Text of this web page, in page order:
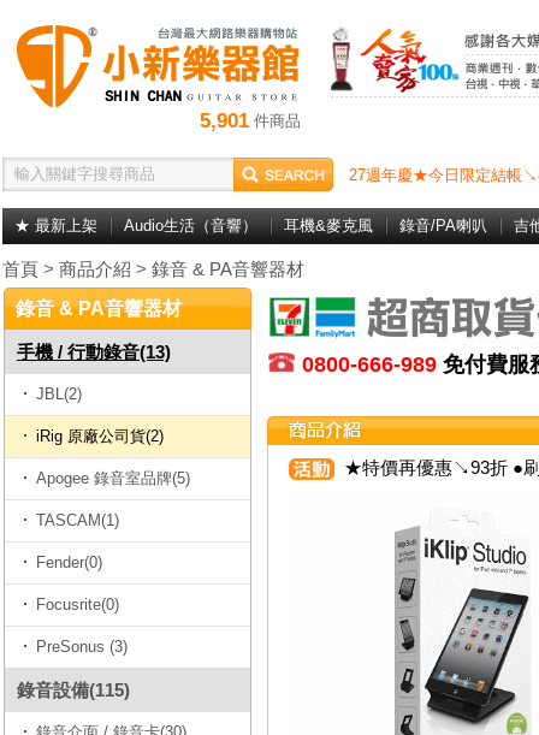
5,901 件商品
27週年慶★今日限定結帳
★ 最新上架 Audio生活（音響） 耳機&麥克風 錄音/PA喇叭 吉
首頁 > 商品介紹 > 錄音 & PA音響器材
錄音 & PA音響器材
手機 / 行動錄音(13)
JBL(2)
iRig 原廠公司貨(2)
Apogee 錄音室品牌(5)
TASCAM(1)
Fender(0)
Focusrite(0)
PreSonus (3)
錄音設備(115)
0800-666-989 免付費
★特價再優惠↘93折 ●